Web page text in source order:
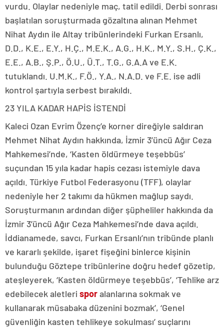
vurdu. Olaylar nedeniyle maç, tatil edildi. Derbi sonrası
başlatılan soruşturmada gözaltına alınan Mehmet
Nihat Aydın ile Altay tribünlerindeki Furkan Ersanlı,
D.D., K.E., E.Y., H.Ç., M.E.K., A.G., H.K., M.Y., S.H., Ç.K.,
E.E., A.B., Ş.P., Ö.U., Ü.T., T.G., G.A.A ve E.K.
tutuklandı. U.M.K., F.Ö., Y.A., N.A.D. ve F.E. ise adli
kontrol şartıyla serbest bırakıldı.
23 YILA KADAR HAPİS İSTENDİ
Kaleci Ozan Evrim Özenç’e korner direğiyle saldıran
Mehmet Nihat Aydın hakkında, İzmir 3’üncü Ağır Ceza
Mahkemesi’nde, ‘Kasten öldürmeye teşebbüs’
suçundan 15 yıla kadar hapis cezası istemiyle dava
açıldı. Türkiye Futbol Federasyonu (TFF), olaylar
nedeniyle her 2 takımı da hükmen mağlup saydı.
Soruşturmanın ardından diğer şüpheliler hakkında da
İzmir 3’üncü Ağır Ceza Mahkemesi’nde dava açıldı.
İddianamede, savcı, Furkan Ersanlı’nın tribünde planlı
ve kararlı şekilde, işaret fişeğini binlerce kişinin
bulunduğu Göztepe tribünlerine doğru hedef gözetip,
ateşleyerek, ‘Kasten öldürmeye teşebbüs’, ‘Tehlike arz
edebilecek aletleri sporalanlarına sokmak ve
kullanarak müsabaka düzenini bozmak’, ‘Genel
güvenliğin kasten tehlikeye sokulması’ suçlarını